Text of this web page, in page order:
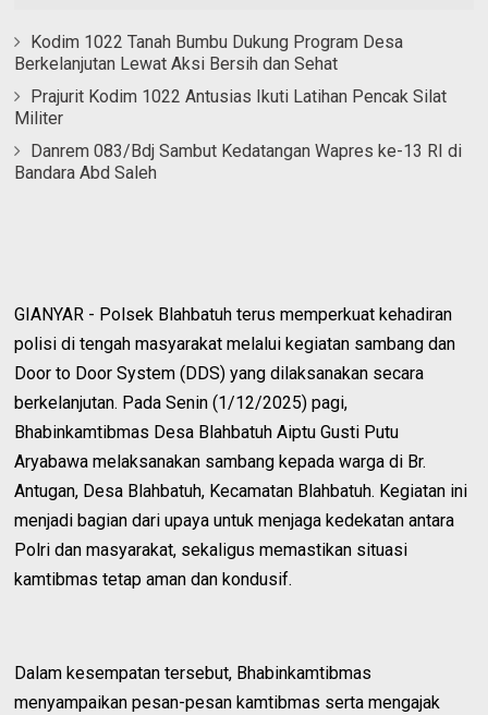
Kodim 1022 Tanah Bumbu Dukung Program Desa
Berkelanjutan Lewat Aksi Bersih dan Sehat
Prajurit Kodim 1022 Antusias Ikuti Latihan Pencak Silat
Militer
Danrem 083/Bdj Sambut Kedatangan Wapres ke-13 RI di
Bandara Abd Saleh
GIANYAR - Polsek Blahbatuh terus memperkuat kehadiran
polisi di tengah masyarakat melalui kegiatan sambang dan
Door to Door System (DDS) yang dilaksanakan secara
berkelanjutan. Pada Senin (1/12/2025) pagi,
Bhabinkamtibmas Desa Blahbatuh Aiptu Gusti Putu
Aryabawa melaksanakan sambang kepada warga di Br.
Antugan, Desa Blahbatuh, Kecamatan Blahbatuh. Kegiatan ini
menjadi bagian dari upaya untuk menjaga kedekatan antara
Polri dan masyarakat, sekaligus memastikan situasi
kamtibmas tetap aman dan kondusif.
Dalam kesempatan tersebut, Bhabinkamtibmas
menyampaikan pesan-pesan kamtibmas serta mengajak